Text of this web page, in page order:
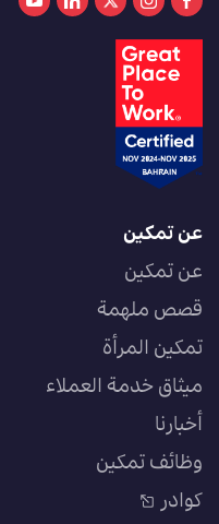
عن تمكين
عن تمكين
قصص ملهمة
تمكين المرأة
ميثاق خدمة العملاء
أخبارنا
وظائف تمكين
كوادر